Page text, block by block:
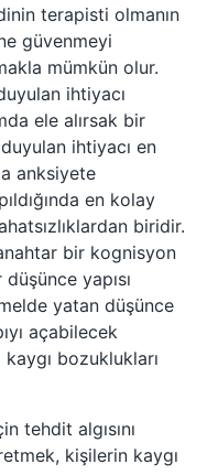
terapisti olmanın
güvenmeyi
mümkün olur.
ihtiyacı
ele alırsak bir
ihtiyacı en
anksiyete
en kolay
biridir.
bir kognisyon
yapısı
yatan düşünce
açabilecek
bozuklukları
tehdit algısını
kişilerin kaygı